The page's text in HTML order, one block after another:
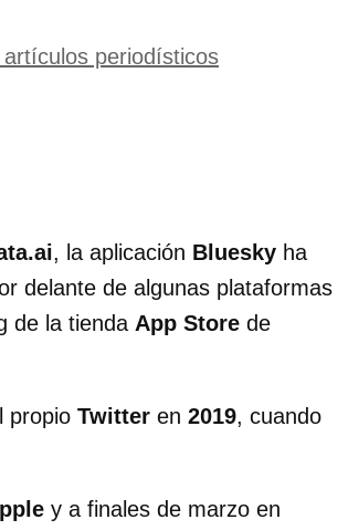
periodísticos
, la aplicación Bluesky ha
delante de algunas plataformas
de la tienda App Store de
propio Twitter en 2019, cuando
y a finales de marzo en